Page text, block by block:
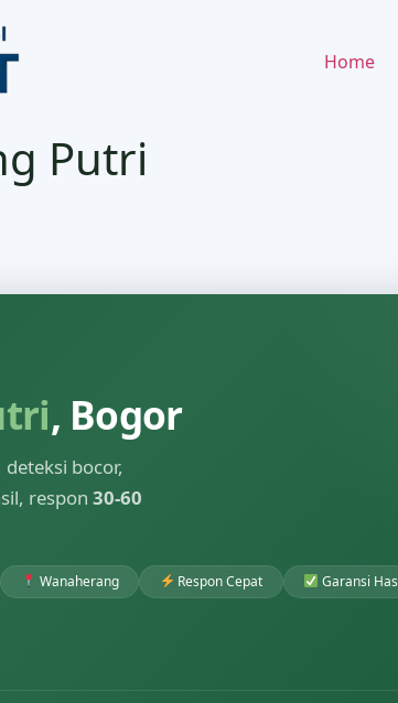
Home
Putri
, Bogor
bocor,
respon 30-60
Wanaherang Respon Cepat Garansi